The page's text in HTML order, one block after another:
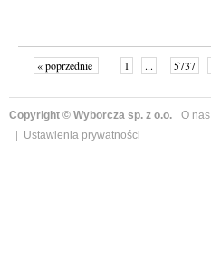
« poprzednie 1 ... 5737
Copyright © Wyborcza sp. z o.o. O nas
Ustawienia prywatności